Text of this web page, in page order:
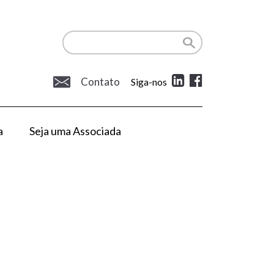
Contato Siga-nos
Seja uma Associada